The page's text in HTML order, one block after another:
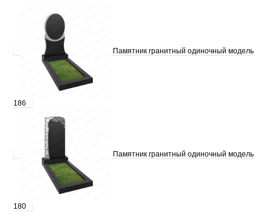
Памятник гранитный одиночный модель
186
Памятник гранитный одиночный модель
180